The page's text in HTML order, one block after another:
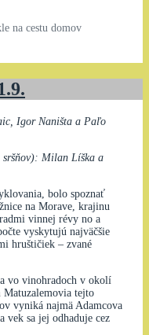
na cestu domov
Igor Naništa a Paľo
sršňov): Milan Líška a
bolo spoznať
na Morave, krajinu
vinnej révy no a
vyskytujú najväčšie
hruštičiek – zvané
vo vinohradoch v okolí
tejto
vyniká najmä Adamcova
vek sa jej odhaduje cez